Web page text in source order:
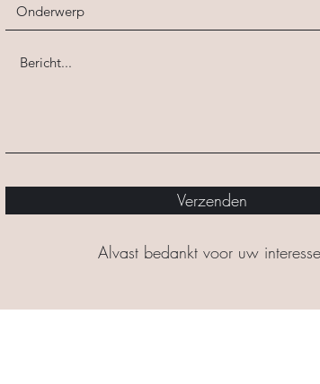
Verzenden
Alvast bedankt voor uw